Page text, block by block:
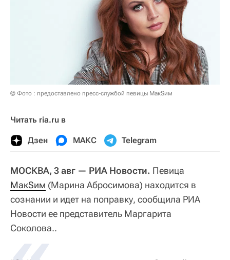
© Фото : предоставлено пресс-службой певицы МакSим
Читать ria.ru в
Дзен МАКС Telegram
МОСКВА, 3 авг — РИА Новости. Певица
МакSим (Марина Абросимова) находится в
сознании и идет на поправку, сообщила РИА
Новости ее представитель Маргарита
Соколова..